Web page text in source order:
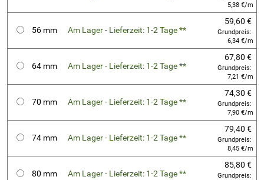
5,38 €/m
56 mm Am Lager - Lieferzeit: 1-2 Tage **
59,60 €
Grundpreis:
6,34 €/m
64 mm Am Lager - Lieferzeit: 1-2 Tage **
67,80 €
Grundpreis:
7,21 €/m
70 mm Am Lager - Lieferzeit: 1-2 Tage **
74,30 €
Grundpreis:
7,90 €/m
74 mm Am Lager - Lieferzeit: 1-2 Tage **
79,40 €
Grundpreis:
8,45 €/m
80 mm Am Lager - Lieferzeit: 1-2 Tage **
85,80 €
Grundpreis: